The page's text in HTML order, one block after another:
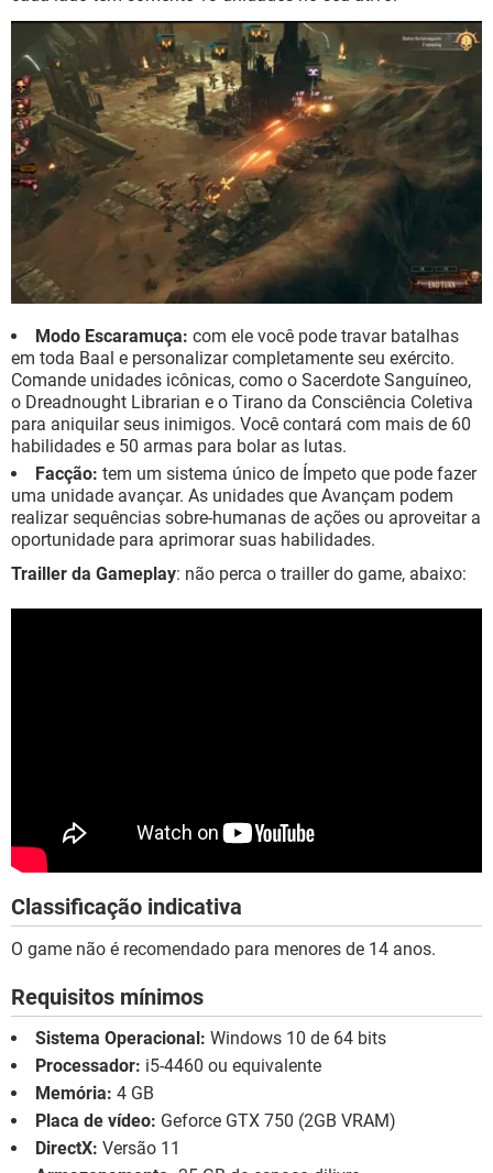
Modo Escaramuça: com ele você pode travar batalhas
em toda Baal e personalizar completamente seu exército.
Comande unidades icônicas, como o Sacerdote Sanguíneo,
o Dreadnought Librarian e o Tirano da Consciência Coletiva
para aniquilar seus inimigos. Você contará com mais de 60
habilidades e 50 armas para bolar as lutas.
Facção: tem um sistema único de Ímpeto que pode fazer
uma unidade avançar. As unidades que Avançam podem
realizar sequências sobre-humanas de ações ou aproveitar a
oportunidade para aprimorar suas habilidades.
Trailler da Gameplay: não perca o trailler do game, abaixo:
Classificação indicativa
O game não é recomendado para menores de 14 anos.
Requisitos mínimos
Sistema Operacional: Windows 10 de 64 bits
Processador: i5-4460 ou equivalente
Memória: 4 GB
Placa de vídeo: Geforce GTX 750 (2GB VRAM)
DirectX: Versão 11